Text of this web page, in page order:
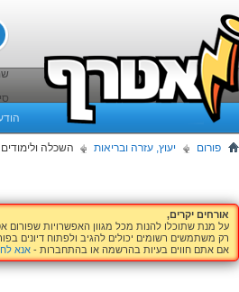
פורום יעוץ, עזרה ובריאות השכלה ולימודים
אורחים יקרים,
על מנת שתוכלו להנות מכל מגוון האפשרויות שפורום
רק משתמשים רשומים יכולים להגיב ולפתוח דיונים
אם אתם חווים בעיות בהרשמה או בהתחברות - אנא